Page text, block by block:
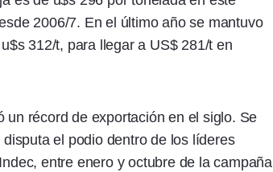
2006/7. En el último año se mantuvo
312/t, para llegar a US$ 281/t en
un récord de exportación en el siglo. Se
el podio dentro de los líderes
entre enero y octubre de la campaña